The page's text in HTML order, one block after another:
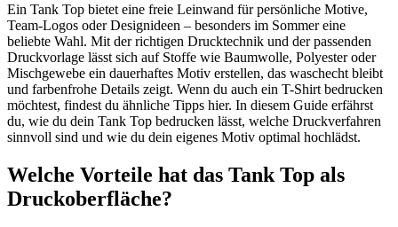
Ein Tank Top bietet eine freie Leinwand für persönliche Motive,
Team-Logos oder Designideen – besonders im Sommer eine
beliebte Wahl. Mit der richtigen Drucktechnik und der passenden
Druckvorlage lässt sich auf Stoffe wie Baumwolle, Polyester oder
Mischgewebe ein dauerhaftes Motiv erstellen, das waschecht bleibt
und farbenfrohe Details zeigt. Wenn du auch ein T-Shirt bedrucken
möchtest, findest du ähnliche Tipps hier. In diesem Guide erfährst
du, wie du dein Tank Top bedrucken lässt, welche Druckverfahren
sinnvoll sind und wie du dein eigenes Motiv optimal hochlädst.
Welche Vorteile hat das Tank Top als
Druckoberfläche?